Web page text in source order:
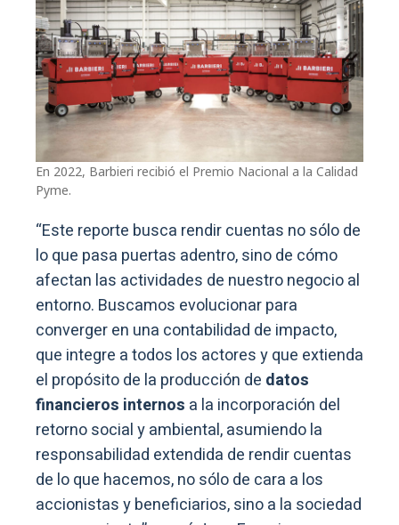
En 2022, Barbieri recibió el Premio Nacional a la Calidad
Pyme.
“Este reporte busca rendir cuentas no sólo de
lo que pasa puertas adentro, sino de cómo
afectan las actividades de nuestro negocio al
entorno. Buscamos evolucionar para
converger en una contabilidad de impacto,
que integre a todos los actores y que extienda
el propósito de la producción de datos
financieros internos a la incorporación del
retorno social y ambiental, asumiendo la
responsabilidad extendida de rendir cuentas
de lo que hacemos, no sólo de cara a los
accionistas y beneficiarios, sino a la sociedad